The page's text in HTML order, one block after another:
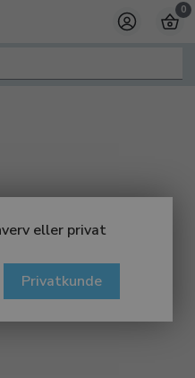
eller privat
Privatkunde
0